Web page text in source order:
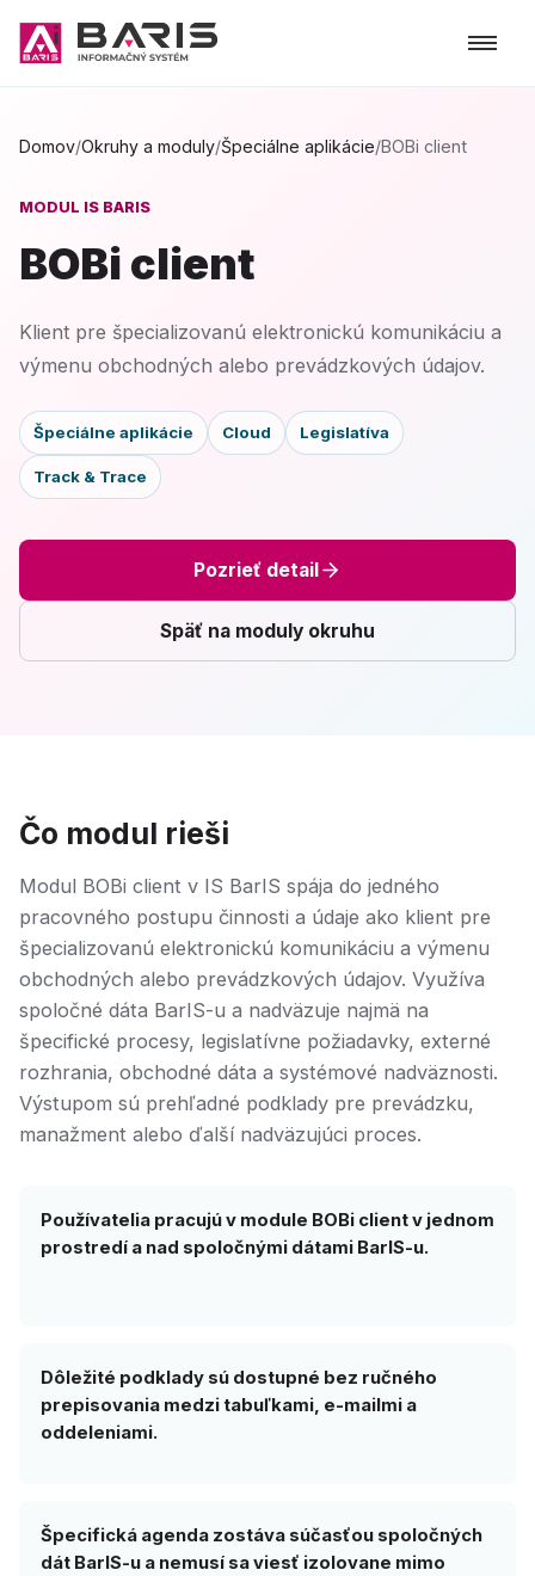
Domov/Okruhy a moduly/Špeciálne aplikácie/BOBi client
MODUL IS BARIS
BOBi client
Klient pre špecializovanú elektronickú komunikáciu a
výmenu obchodných alebo prevádzkových údajov.
Špeciálne aplikácie Cloud Legislatíva
Track & Trace
Pozrieť detail
Späť na moduly okruhu
Čo modul rieši
Modul BOBi client v IS BarIS spája do jedného
pracovného postupu činnosti a údaje ako klient pre
špecializovanú elektronickú komunikáciu a výmenu
obchodných alebo prevádzkových údajov. Využíva
spoločné dáta BarIS-u a nadväzuje najmä na
špecifické procesy, legislatívne požiadavky, externé
rozhrania, obchodné dáta a systémové nadväznosti.
Výstupom sú prehľadné podklady pre prevádzku,
manažment alebo ďalší nadväzujúci proces.
Používatelia pracujú v module BOBi client v jednom
prostredí a nad spoločnými dátami BarIS-u.
Dôležité podklady sú dostupné bez ručného
prepisovania medzi tabuľkami, e-mailmi a
oddeleniami.
Špecifická agenda zostáva súčasťou spoločných
dát BarIS-u a nemusí sa viesť izolovane mimo